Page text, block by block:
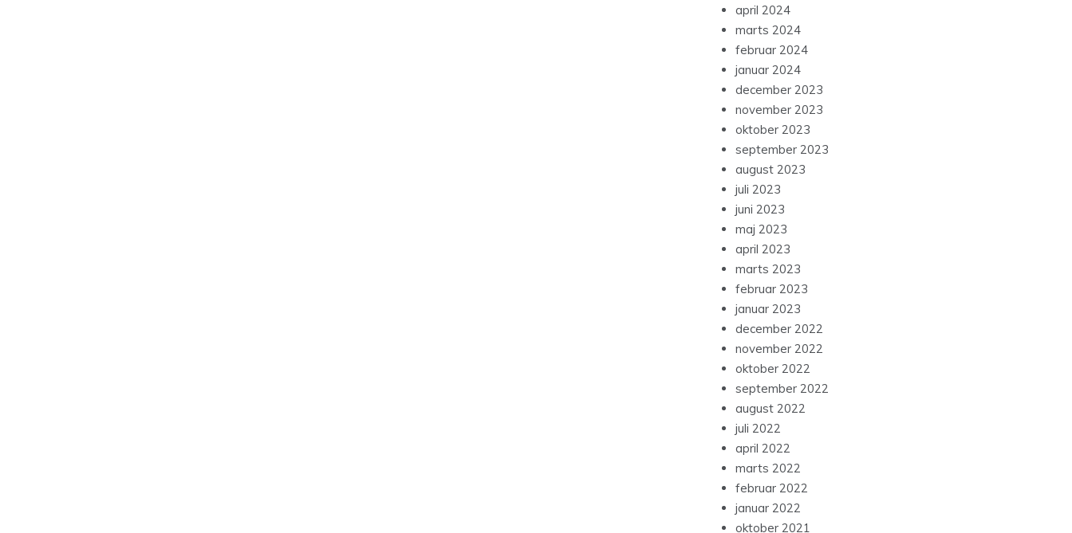
april 2024
marts 2024
februar 2024
januar 2024
december 2023
november 2023
oktober 2023
september 2023
august 2023
juli 2023
juni 2023
maj 2023
april 2023
marts 2023
februar 2023
januar 2023
december 2022
november 2022
oktober 2022
september 2022
august 2022
juli 2022
april 2022
marts 2022
februar 2022
januar 2022
oktober 2021